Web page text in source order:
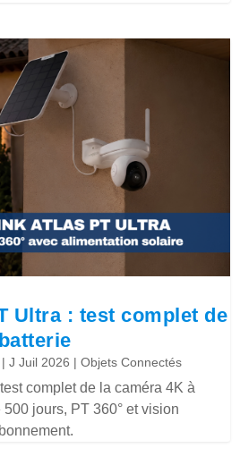
Ultra : test complet de
|J Juil 2026 |Objets Connectés
complet de la caméra 4K à
jours, PT 360° et vision